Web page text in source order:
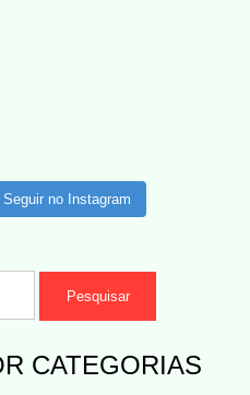
Seguir no Instagram
CATEGORIAS